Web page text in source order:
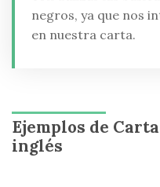
negros, ya que nos
en nuestra carta.
Ejemplos de
inglés